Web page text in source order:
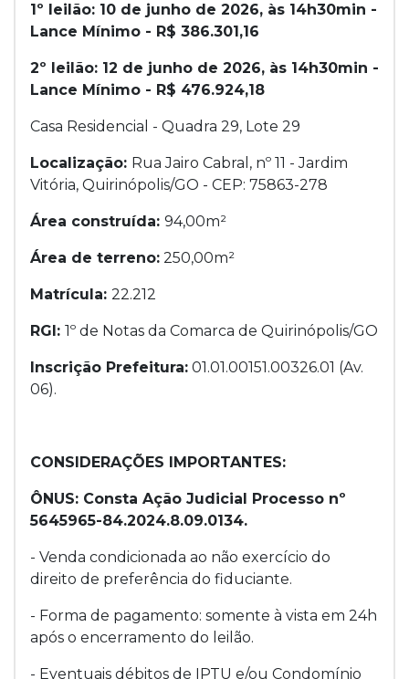
1º leilão: 10 de junho de 2026, às 14h30min -
Lance Mínimo - R$ 386.301,16
2º leilão: 12 de junho de 2026, às 14h30min -
Lance Mínimo - R$ 476.924,18
Casa Residencial - Quadra 29, Lote 29
Localização: Rua Jairo Cabral, nº 11 - Jardim
Vitória, Quirinópolis/GO - CEP: 75863-278
Área construída: 94,00m²
Área de terreno: 250,00m²
Matrícula: 22.212
RGI: 1º de Notas da Comarca de Quirinópolis/GO
Inscrição Prefeitura: 01.01.00151.00326.01 (Av.
06).
CONSIDERAÇÕES IMPORTANTES:
ÔNUS: Consta Ação Judicial Processo nº
5645965-84.2024.8.09.0134.
- Venda condicionada ao não exercício do
direito de preferência do fiduciante.
- Forma de pagamento: somente à vista em 24h
após o encerramento do leilão.
- Eventuais débitos de IPTU e/ou Condomínio